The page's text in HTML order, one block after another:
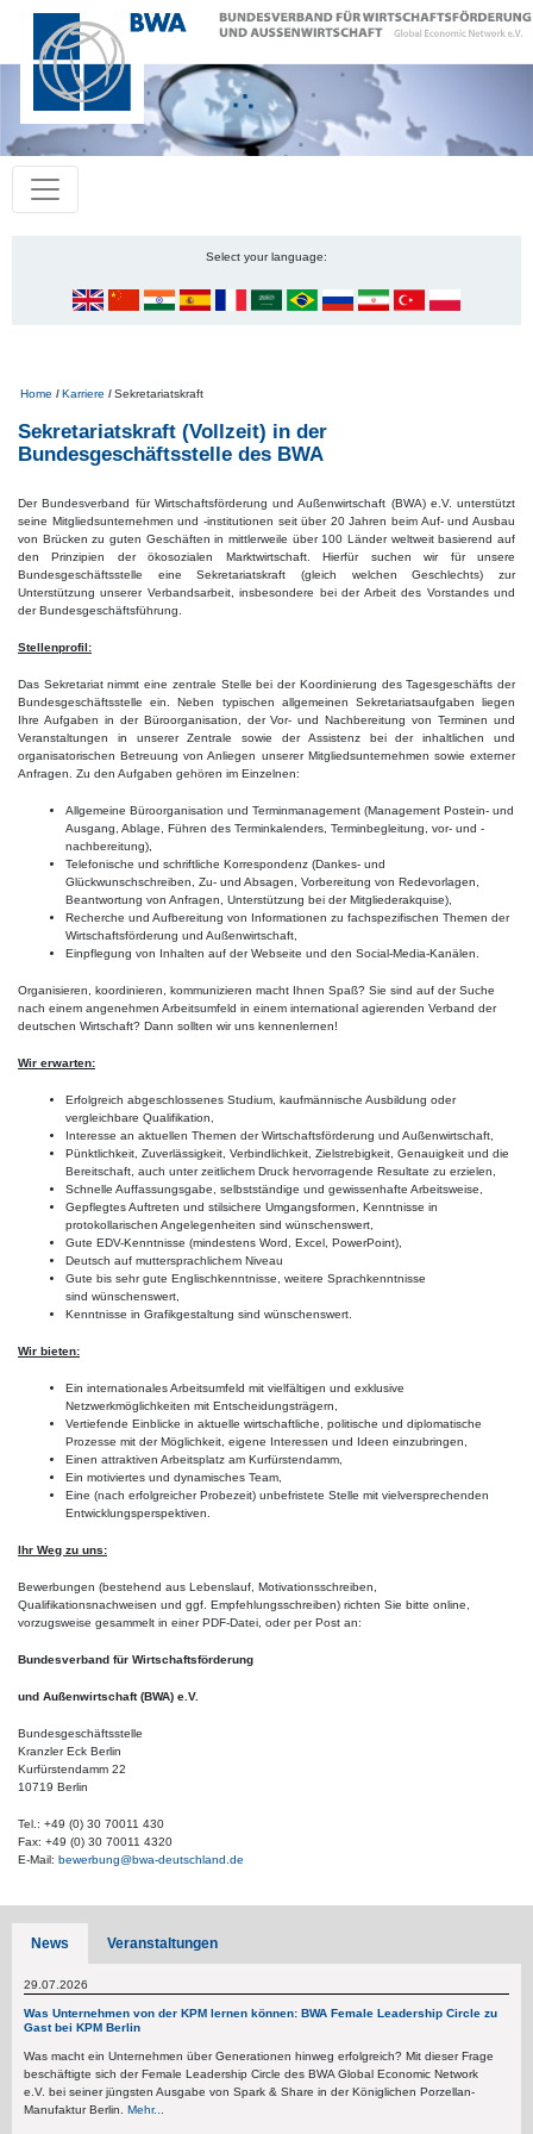
Select your language:
Pfadnavigation
Home Karriere Sekretariatskraft
Sekretariatskraft (Vollzeit) in der
Bundesgeschäftsstelle des BWA
Der Bundesverband für Wirtschaftsförderung und Außenwirtschaft (BWA) e.V. unterstützt
seine Mitgliedsunternehmen und -institutionen seit über 20 Jahren beim Auf- und Ausbau
von Brücken zu guten Geschäften in mittlerweile über 100 Länder weltweit basierend auf
den Prinzipien der ökosozialen Marktwirtschaft. Hierfür suchen wir für unsere
Bundesgeschäftsstelle eine Sekretariatskraft (gleich welchen Geschlechts) zur
Unterstützung unserer Verbandsarbeit, insbesondere bei der Arbeit des Vorstandes und
der Bundesgeschäftsführung.
Stellenprofil:
Das Sekretariat nimmt eine zentrale Stelle bei der Koordinierung des Tagesgeschäfts der
Bundesgeschäftsstelle ein. Neben typischen allgemeinen Sekretariatsaufgaben liegen
Ihre Aufgaben in der Büroorganisation, der Vor- und Nachbereitung von Terminen und
Veranstaltungen in unserer Zentrale sowie der Assistenz bei der inhaltlichen und
organisatorischen Betreuung von Anliegen unserer Mitgliedsunternehmen sowie externer
Anfragen. Zu den Aufgaben gehören im Einzelnen:
Allgemeine Büroorganisation und Terminmanagement (Management Postein- und
Ausgang, Ablage, Führen des Terminkalenders, Terminbegleitung, vor- und -
nachbereitung),
Telefonische und schriftliche Korrespondenz (Dankes- und
Glückwunschschreiben, Zu- und Absagen, Vorbereitung von Redevorlagen,
Beantwortung von Anfragen, Unterstützung bei der Mitgliederakquise),
Recherche und Aufbereitung von Informationen zu fachspezifischen Themen der
Wirtschaftsförderung und Außenwirtschaft,
Einpflegung von Inhalten auf der Webseite und den Social-Media-Kanälen.
Organisieren, koordinieren, kommunizieren macht Ihnen Spaß? Sie sind auf der Suche
nach einem angenehmen Arbeitsumfeld in einem international agierenden Verband der
deutschen Wirtschaft? Dann sollten wir uns kennenlernen!
Wir erwarten:
Erfolgreich abgeschlossenes Studium, kaufmännische Ausbildung oder
vergleichbare Qualifikation,
Interesse an aktuellen Themen der Wirtschaftsförderung und Außenwirtschaft,
Pünktlichkeit, Zuverlässigkeit, Verbindlichkeit, Zielstrebigkeit, Genauigkeit und die
Bereitschaft, auch unter zeitlichem Druck hervorragende Resultate zu erzielen,
Schnelle Auffassungsgabe, selbstständige und gewissenhafte Arbeitsweise,
Gepflegtes Auftreten und stilsichere Umgangsformen, Kenntnisse in
protokollarischen Angelegenheiten sind wünschenswert,
Gute EDV-Kenntnisse (mindestens Word, Excel, PowerPoint),
Deutsch auf muttersprachlichem Niveau
Gute bis sehr gute Englischkenntnisse, weitere Sprachkenntnisse
sind wünschenswert,
Kenntnisse in Grafikgestaltung sind wünschenswert.
Wir bieten:
Ein internationales Arbeitsumfeld mit vielfältigen und exklusive
Netzwerkmöglichkeiten mit Entscheidungsträgern,
Vertiefende Einblicke in aktuelle wirtschaftliche, politische und diplomatische
Prozesse mit der Möglichkeit, eigene Interessen und Ideen einzubringen,
Einen attraktiven Arbeitsplatz am Kurfürstendamm,
Ein motiviertes und dynamisches Team,
Eine (nach erfolgreicher Probezeit) unbefristete Stelle mit vielversprechenden
Entwicklungsperspektiven.
Ihr Weg zu uns:
Bewerbungen (bestehend aus Lebenslauf, Motivationsschreiben,
Qualifikationsnachweisen und ggf. Empfehlungsschreiben) richten Sie bitte online,
vorzugsweise gesammelt in einer PDF-Datei, oder per Post an:
Bundesverband für Wirtschaftsförderung
und Außenwirtschaft (BWA) e.V.
Bundesgeschäftsstelle
Kranzler Eck Berlin
Kurfürstendamm 22
10719 Berlin
Tel.: +49 (0) 30 70011 430
Fax: +49 (0) 30 70011 4320
E-Mail: bewerbung@bwa-deutschland.de
News Veranstaltungen
29.07.2026
Was Unternehmen von der KPM lernen können: BWA Female Leadership Circle zu
Gast bei KPM Berlin
Was macht ein Unternehmen über Generationen hinweg erfolgreich? Mit dieser Frage
beschäftigte sich der Female Leadership Circle des BWA Global Economic Network
e.V. bei seiner jüngsten Ausgabe von Spark & Share in der Königlichen Porzellan-
Manufaktur Berlin. Mehr...